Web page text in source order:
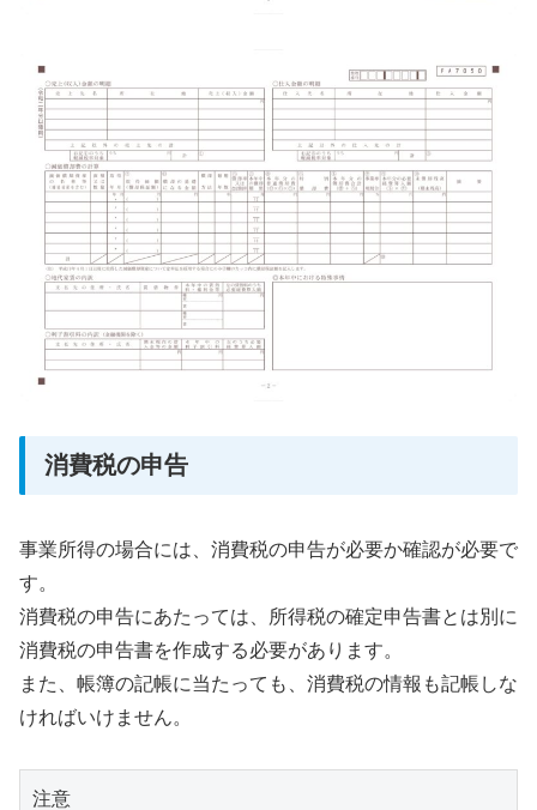
消費税の申告
事業所得の場合には、消費税の申告が必要か確認が必要で
す。
消費税の申告にあたっては、所得税の確定申告書とは別に
消費税の申告書を作成する必要があります。
また、帳簿の記帳に当たっても、消費税の情報も記帳しな
ければいけません。
注意